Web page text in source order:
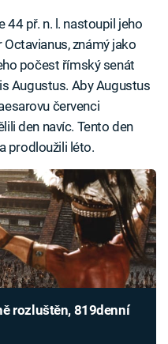
44 př. n. l. nastoupil jeho
známý jako
počest římský senát
Augustus. Aby Augustus
červenci
den navíc. Tento den
prodloužili léto.
rozluštěn, 819denní